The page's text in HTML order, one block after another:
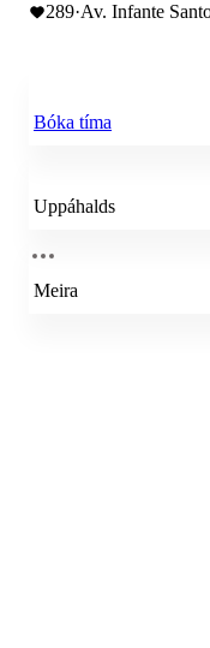
289·Av. Infante
Bóka tíma
Uppáhalds
Meira